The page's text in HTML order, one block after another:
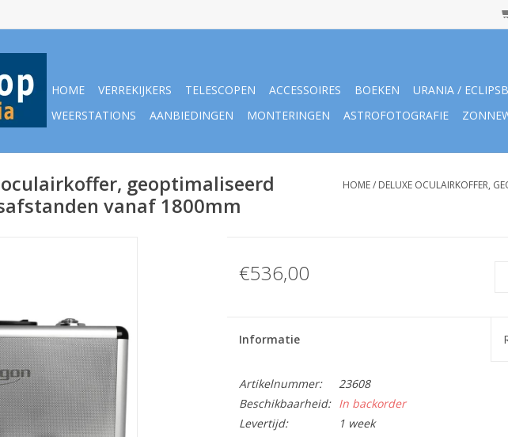
HOME VERREKIJKERS TELESCOPEN ACCESSOIRES BOEKEN URANIA /
WEERSTATIONS
AANBIEDINGEN MONTERINGEN ASTROFOTOGRAFIE
geoptimaliseerd
vanaf 1800mm
HOME/ DELUXE OCULAIRKOFFER,
€536,00
Informatie
Artikelnummer:
23608
Beschikbaarheid:
In backorder
Levertijd:
1 week